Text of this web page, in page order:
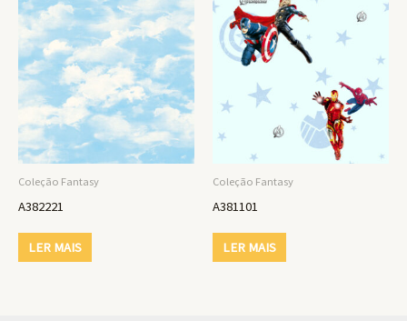
Coleção Fantasy
A382221
LER MAIS
Coleção Fantasy
A381101
LER MAIS